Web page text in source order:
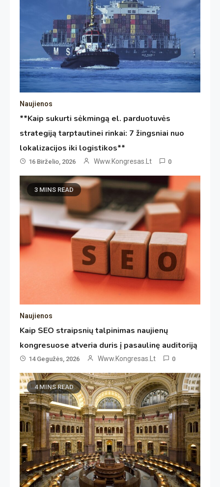
Naujienos
**Kaip sukurti sėkmingą el. parduotuvės
strategiją tarptautinei rinkai: 7 žingsniai nuo
lokalizacijos iki logistikos**
16 Birželio, 2026 Www.kongresas.lt 0
3 MINS READ
Naujienos
Kaip SEO straipsnių talpinimas naujienų
kongresuose atveria duris į pasaulinę auditoriją
14 Gegužės, 2026 Www.kongresas.lt 0
4 MINS READ